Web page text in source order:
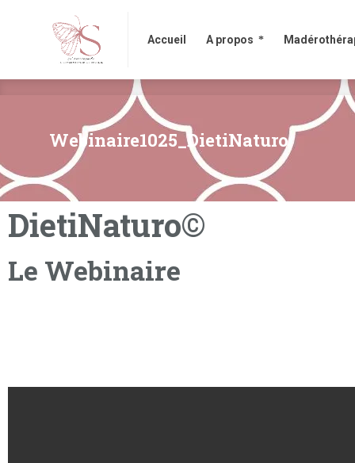
Accueil A propos
Webinaire1025_DietiNaturo
DietiNaturo©
Le Webinaire